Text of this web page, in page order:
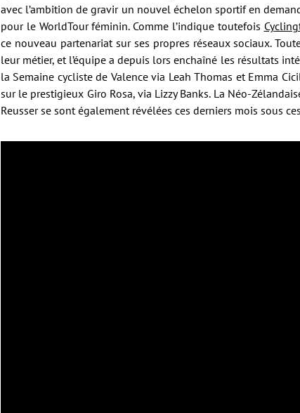
avec l’ambition de gravir un nouvel échelon sportif en
pour le WorldTour féminin. Comme l’indique toutefois
ce nouveau partenariat sur ses propres réseaux sociaux.
leur métier, et l’équipe a depuis lors enchaîné les résultats
la Semaine cycliste de Valence via Leah Thomas et Emma
sur le prestigieux Giro Rosa, via Lizzy Banks. La Néo-
Reusser se sont également révélées ces derniers mois sous